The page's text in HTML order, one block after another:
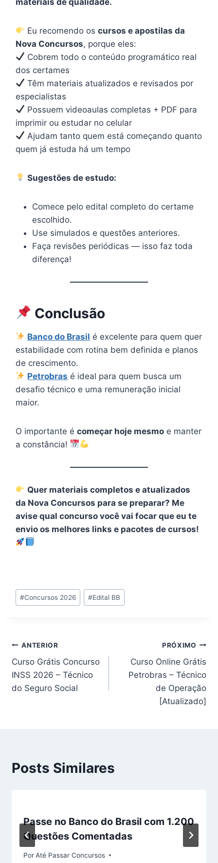
Eu recomendo oscursos e apostilas da
Nova Concursos, porque eles:
Cobrem todo o conteúdo programático real
dos certames
Têm materiais atualizados e revisados por
especialistas
Possuem videoaulas completas + PDF para
imprimir ou estudar no celular
Ajudam tanto quem está começando quanto
quem já estuda há um tempo
Sugestões de estudo:
Comece pelo edital completo do certame
escolhido.
Use simulados e questões anteriores.
Faça revisões periódicas — isso faz toda
diferença!
Conclusão
Banco do Brasil é excelente para quem quer
estabilidade com rotina bem definida e planos
de crescimento.
Petrobras é ideal para quem busca um
desafio técnico e uma remuneração inicial
maior.
O importante é começar hoje mesmo e manter
a constância!
Quer materiais completos e atualizados
da Nova Concursos para se preparar? Me
avise qual concurso você vai focar que eu te
envio os melhores links e pacotes de cursos!
Tags
do
#Concursos 2026 #Edital BB
Navegação
de
Post
ANTERIOR
Curso Grátis Concurso
INSS 2026 – Técnico
do Seguro Social
PRÓXIMO
Curso Online Grátis
Petrobras – Técnico
de Operação
[Atualizado]
Posts Similares
Passe no Banco do Brasil com 1.200
Questões Comentadas
PorAté Passar Concursos